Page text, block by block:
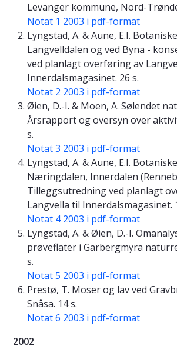
Levanger kommune, Nord-
Notat 1 2003 i pdf-format
Lyngstad, A. & Aune, E.I.
Langvelldalen og ved Byna -
ved planlagt overføring av
Innerdalsmagasinet. 26 s.
Notat 2 2003 i pdf-format
Øien, D.-I. & Moen, A. Sølendet
Årsrapport og oversyn over
s.
Notat 3 2003 i pdf-format
Lyngstad, A. & Aune, E.I.
Næringdalen, Innerdalen
Tilleggsutredning ved planlagt
Langvella til Innerdalsmagasinet.
Notat 4 2003 i pdf-format
Lyngstad, A. & Øien, D.-I.
prøveflater i Garbergmyra
s.
Notat 5 2003 i pdf-format
Prestø, T. Moser og lav ved
Snåsa. 14 s.
Notat 6 2003 i pdf-format
2002